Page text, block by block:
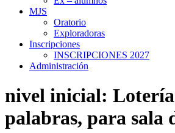
MJS
Oratorio
Exploradoras
Inscripciones
INSCRIPCIONES 2027
Administración
nivel inicial:
palabras, para sala